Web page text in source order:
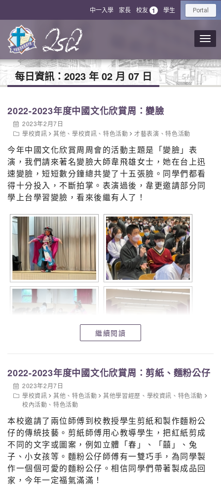
中一入學 家長 校友 1 學生 Portal
每日資訊： 2023 年 02 月 07 日
2022-2023年度中國文化欣賞周：變臉
2023年2月7日
學校資訊
其他 、學校資訊 、特色活動 才藝表演 、特色活動
今年中國文化欣賞周周會的活動主題是「變臉」表
演，我們請來著名變臉大師韋飛雄女士，她在台上迅
速變臉，短短數分鐘總共變了十五張臉。同學們都看
得十分投入，不斷拍掌。表演過後，韋更邀請部分同
學上台學習變臉，看來後繼有人了！
繼續閱讀
2022-2023年度中國文化欣賞周：剪紙、麵粉公仔
2023年2月7日
學校資訊
其他 、特色活動 其他學習經歷 、 學校資訊 、 特色活動
校內活動 、特色活動
本校邀請了兩位師傅到校教授學生剪紙和製作麵粉公
仔的傳統技藝。剪紙師傅用心教導學生，把紅紙剪成
不同的文字或圖案，例如立體「春」、「囍」、兔
子、小女孩等。麵粉公仔師傅有一雙巧手，為同學製
作一個個可愛的麵粉公仔。相信同學們帶著製成品回
家，今年一定福氣滿滿！